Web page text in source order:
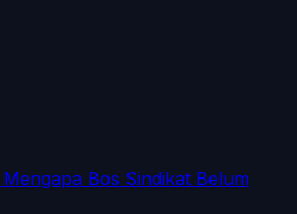
Bos Sindikat Belum